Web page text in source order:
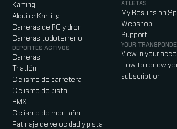
Karting
Alquiler Karting
Carreras de RC y dron
Carreras todoterreno
DEPORTES ACTIVOS
Carreras
Triatlón
Ciclismo de carretera
Ciclismo de pista
BMX
Ciclismo de montaña
Patinaje de velocidad y pista
ATLETAS
My Results on
Webshop
Support
YOUR
View in your
How to renew
subscription